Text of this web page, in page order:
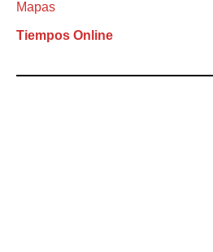
Mapas
Tiempos Online